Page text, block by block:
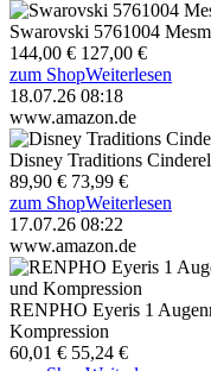
Swarovski 5761004
144,00 € 127,00 €
zum ShopWeiterlesen
18.07.26 08:18
www.amazon.de
Disney Traditions
89,90 € 73,99 €
zum ShopWeiterlesen
17.07.26 08:22
www.amazon.de
RENPHO Eyeris 1
Kompression
60,01 € 55,24 €